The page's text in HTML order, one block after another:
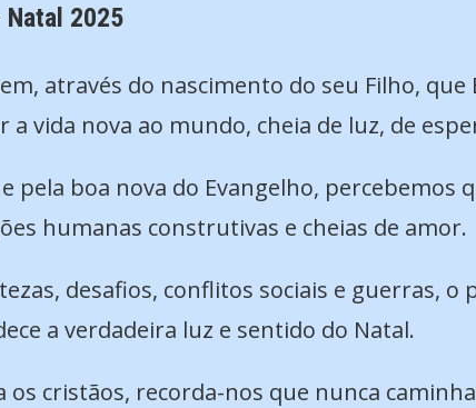
2025
através do nascimento do seu Filho, que
vida nova ao mundo, cheia de luz, de
pela boa nova do Evangelho, percebemos
humanas construtivas e cheias de amor.
desafios, conflitos sociais e guerras, o
a verdadeira luz e sentido do Natal.
cristãos, recorda-nos que nunca